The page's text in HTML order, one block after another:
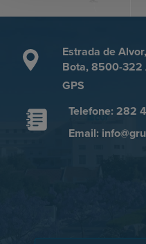
Estrada de
Bota, 8500-322
GPS
Telefone: 282
Email: